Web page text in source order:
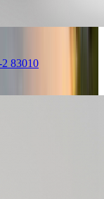
83010